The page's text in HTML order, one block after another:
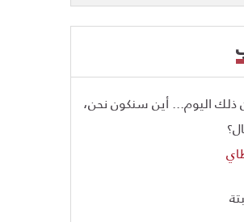
ذلك اليوم... أين سنكون نحن،